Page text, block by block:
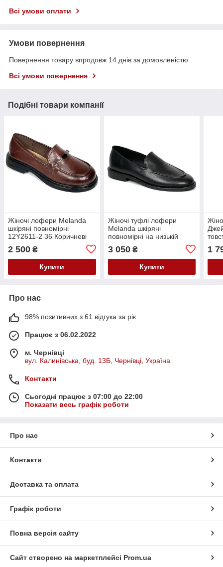
Всі умови оплати
Умови повернення
Повернення товару впродовж 14 днів за домовленістю
Всі умови повернення
Подібні товари компанії
Жіночі лофери Melanda
шкіряні повномірні
12Y2611-2 36 Коричневі
2 500 ₴
Купити
Жіночі туфлі лофери
Melanda шкіряні
повномірні на низькій
підошві P9239-R870-1 36
Чорні
3 050₴
Купити
36
1
Про нас
98% позитивних з 61 відгука за рік
Працює з 06.02.2022
м. Чернівці
вул. Калинівська, буд. 13Б, Чернівці, Україна
Контакти
Сьогодні працює з 07:00 до 22:00
Показати весь графік роботи
Про нас
Контакти
Доставка та оплата
Графік роботи
Повна версія сайту
Сайт створено на маркетплейсі Prom.ua